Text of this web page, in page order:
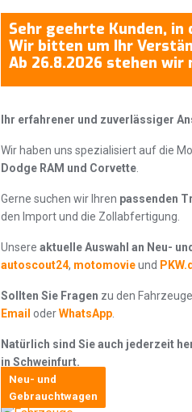
Sehr geehrte Kunden,
Wir bitten um Ihr
Ab 26.8.2026 stehen
Ihr erfahrener und zuverlässiger
Wir haben uns spezialisiert auf die
Dodge RAM und Corvette
Gerne suchen wir Ihren passenden
den Import und die Zollabfertigung.
Unsere aktuelle Auswahl an Neu-
autoscout24, motomovieund
Sollten Sie Fragen zu den
Email oderWhatsApp
Natürlich sind Sie auch jederzeit
in Schweinfurt.
Neu- und
Gebrauchtwagen